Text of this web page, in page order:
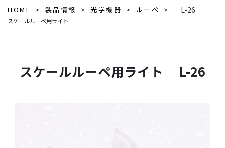
HOME 製品情報 光学機器 ルーペ
スケールルーペ用ライト
L-26
スケールルーペ用ライト L-26